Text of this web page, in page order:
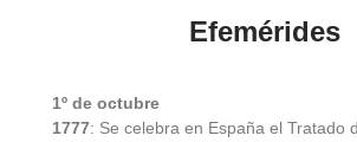
Efemérides
1º de octubre
1777: Se celebra en España el Tratado